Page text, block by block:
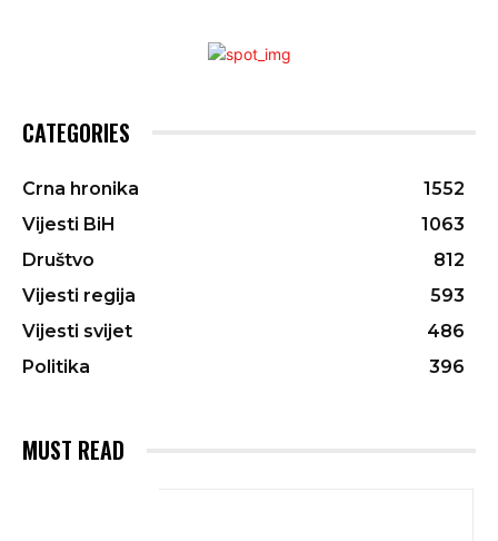
CATEGORIES
Crna hronika
1552
Vijesti BiH
1063
Društvo
812
Vijesti regija
593
Vijesti svijet
486
Politika
396
MUST READ